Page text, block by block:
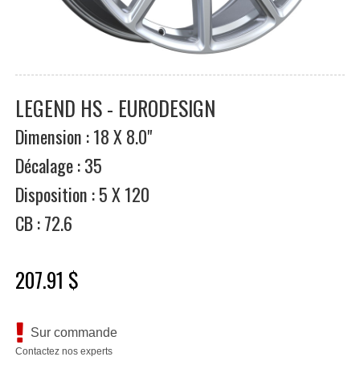
LEGEND HS - EURODESIGN
Dimension : 18 X 8.0"
Décalage : 35
Disposition : 5 X 120
CB : 72.6
207.91 $
Sur commande
Contactez nos experts